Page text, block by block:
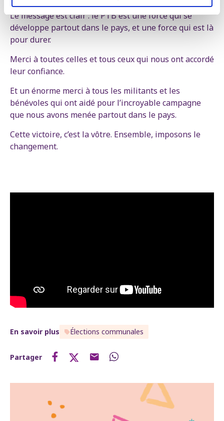
Le message est clair : le PTB est une force qui se
développe partout dans le pays, et une force qui est là
pour durer.
Merci à toutes celles et tous ceux qui nous ont accordé
leur confiance.
Et un énorme merci à tous les militants et les
bénévoles qui ont aidé pour l’incroyable campagne
que nous avons menée partout dans le pays.
Cette victoire, c’est la vôtre. Ensemble, imposons le
changement.
En savoir plus Élections communales
Partager